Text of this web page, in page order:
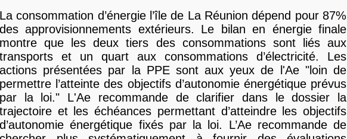
La consommation d’énergie l’île de La Réunion dépend pour 87%
des approvisionnements extérieurs. Le bilan en énergie finale
montre que les deux tiers des consommations sont liés aux
transports et un quart aux consommations d’électricité. Les
actions présentées par la PPE sont aux yeux de l'Ae "loin de
permettre l’atteinte des objectifs d’autonomie énergétique prévus
par la loi." L'Ae recommande de clarifier dans le dossier la
trajectoire et les échéances permettant d’atteindre les objectifs
d’autonomie énergétique fixés par la loi. L’Ae recommande de